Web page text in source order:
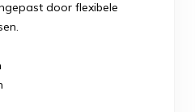
door flexibele